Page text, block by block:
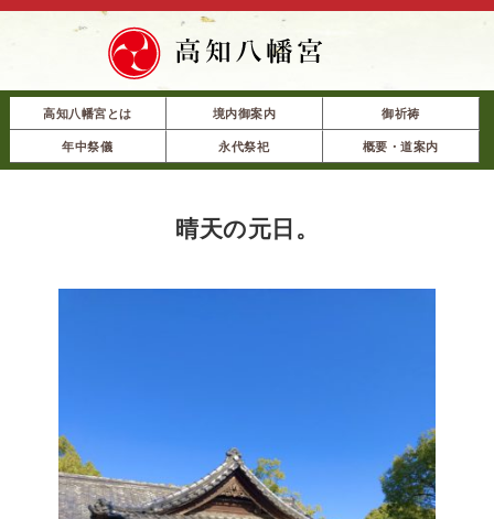
高知八幡宮とは 境内御案内 御祈祷
年中祭儀 永代祭祀 概要・道案内
晴天の元日。